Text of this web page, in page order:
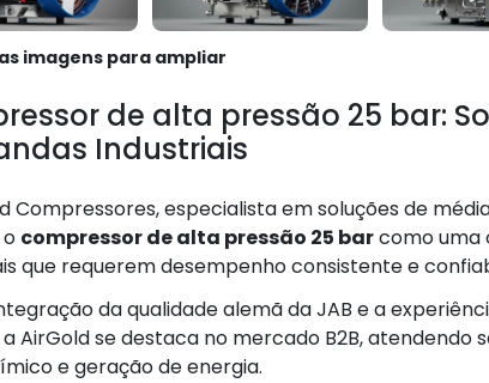
imagens para ampliar
de alta pressão 25 bar:
Industriais
Compressores, especialista em soluções de
compressor de alta pressão 25 barcomo uma
que requerem desempenho consistente e
da qualidade alemã da JAB e a
AirGold se destaca no mercado B2B, atendendo
e geração de energia.